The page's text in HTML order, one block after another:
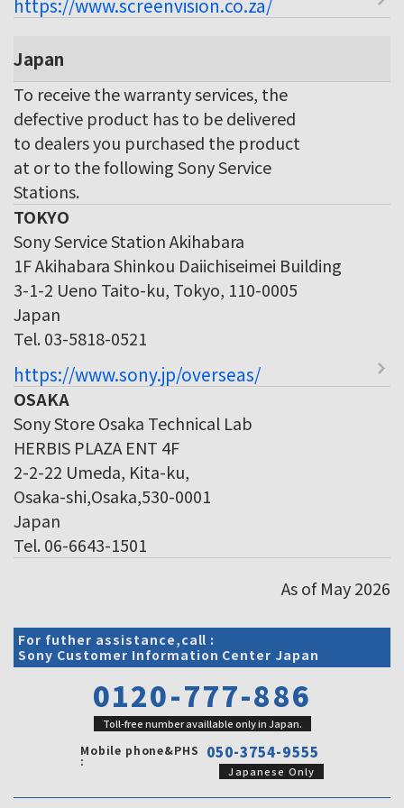
Japan
To receive the warranty services, the
defective product has to be delivered
to dealers you purchased the product
at or to the following Sony Service
Stations.
TOKYO
Sony Service Station Akihabara
1F Akihabara Shinkou Daiichiseimei Building
3-1-2 Ueno Taito-ku, Tokyo, 110-0005
Japan
Tel. 03-5818-0521
https://www.sony.jp/overseas/
OSAKA
Sony Store Osaka Technical Lab
HERBIS PLAZA ENT 4F
2-2-22 Umeda, Kita-ku,
Osaka-shi,Osaka,530-0001
Japan
Tel. 06-6643-1501
As of May 2026
For futher assistance,call :
Sony Customer Information Center Japan
0120-777-886
Toll-free number availlable only in Japan.
Mobile phone&PHS
: 050-3754-9555
Japanese Only